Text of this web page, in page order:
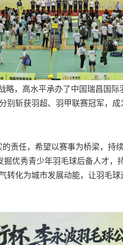
，高水平承办了中国瑞昌国际
别斩获羽超、羽甲联赛冠军，
任，希望以赛事为桥梁，持
掘优秀青少年羽毛球后备人才
转化为城市发展动能，让羽毛